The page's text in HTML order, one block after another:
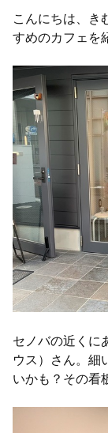
こんにちは、き
すめのカフェを
セノバの近くに
ウス）さん。細
いかも？その看